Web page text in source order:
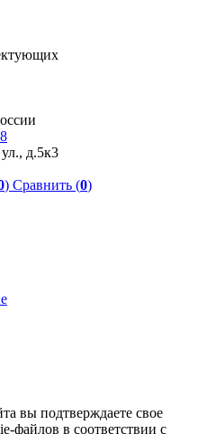
д.5к3
) Сравнить (0)
вы подтверждаете свое
файлов в соответствии с